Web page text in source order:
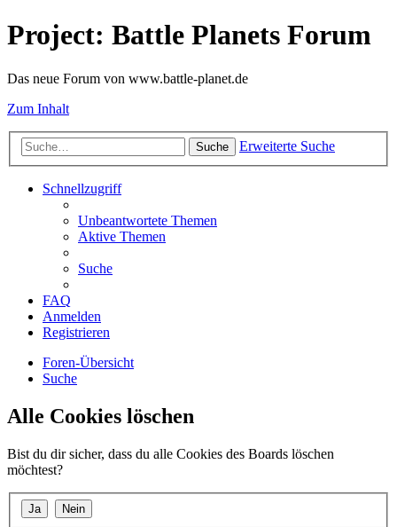
Project: Battle Planets Forum
Das neue Forum von www.battle-planet.de
Zum Inhalt
Suche Erweiterte Suche
Schnellzugriff
Unbeantwortete Themen
Aktive Themen
Suche
FAQ
Anmelden
Registrieren
Foren-Übersicht
Suche
Alle Cookies löschen
Bist du dir sicher, dass du alle Cookies des Boards löschen
möchtest?